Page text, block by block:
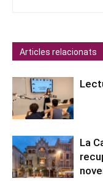
Articles relacionats
La